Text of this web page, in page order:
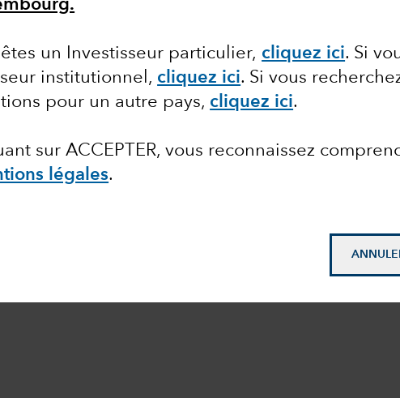
un Investisseur particulier, cliquez ici. Si
institutionnel, cliquez ici. Si vous
pour un autre pays, cliquez ici.
sur ACCEPTER, vous reconnaissez
légales.